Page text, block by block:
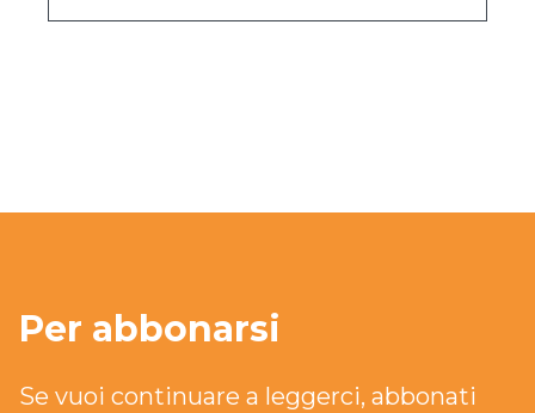
Per abbonarsi
Se vuoi continuare a leggerci, abbonati